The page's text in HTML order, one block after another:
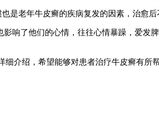
是老年牛皮癣的疾病复发的因素，治愈后
响了他们的心情，往往心情暴躁，爱
细介绍，希望能够对患者治疗牛皮癣有